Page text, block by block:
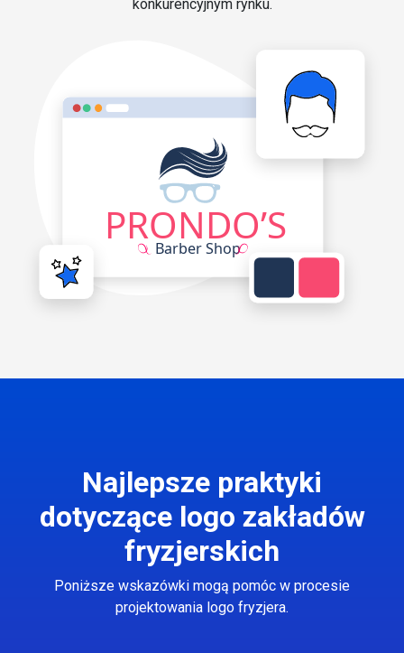
konkurencyjnym rynku.
Najlepsze praktyki
dotyczące logo zakładów
fryzjerskich
Poniższe wskazówki mogą pomóc w procesie
projektowania logo fryzjera.